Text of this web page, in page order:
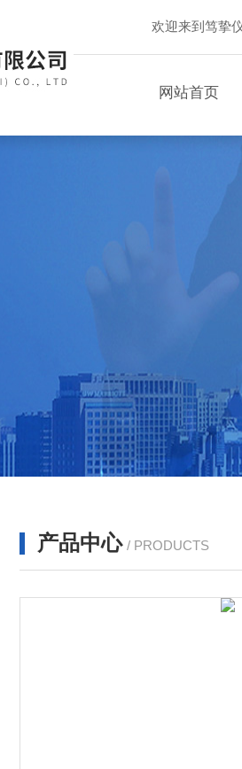
欢迎来到笃挚
网站首页
产品中心 / PRODUCTS